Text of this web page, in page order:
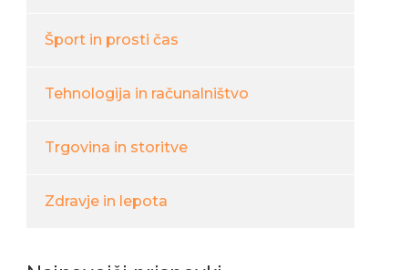
Šport in prosti čas
Tehnologija in računalništvo
Trgovina in storitve
Zdravje in lepota